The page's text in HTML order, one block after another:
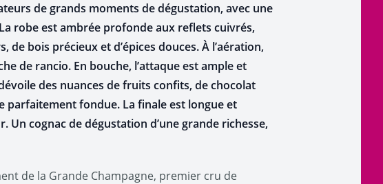
de grands moments de dégustation, avec une
robe est ambrée profonde aux reflets cuivrés,
bois précieux et d’épices douces. À l’aération,
de rancio. En bouche, l’attaque est ample et
des nuances de fruits confits, de chocolat
parfaitement fondue. La finale est longue et
cognac de dégustation d’une grande richesse,
de la Grande Champagne, premier cru de